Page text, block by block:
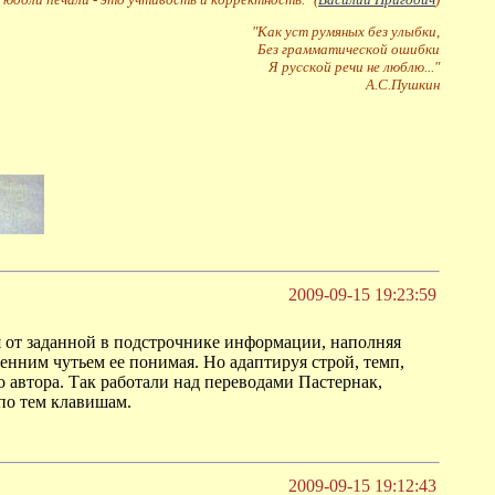
"Как уст румяных без улыбки,
Без грамматической ошибки
Я русской речи не люблю..."
А.С.Пушкин
2009-09-15 19:23:59
заданной в подстрочнике информации, наполняя
чутьем ее понимая. Но адаптируя строй, темп,
автора. Так работали над переводами Пастернак,
тем клавишам.
2009-09-15 19:12:43